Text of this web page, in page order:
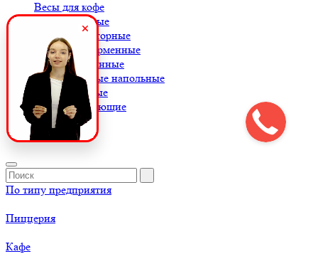
Весы для кофе
Весы крановые
Весы лабораторные
Весы платформенные
Весы порционные
Весы товарные напольные
Весы торговые
ККомплектующие
По типу предприятия
Пиццерия
Кафе